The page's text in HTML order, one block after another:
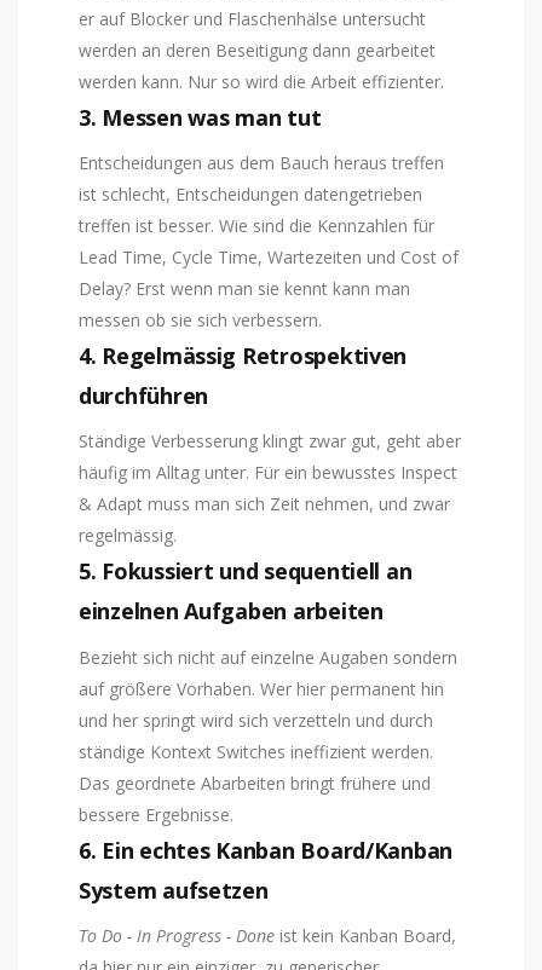
er auf Blocker und Flaschenhälse untersucht
werden an deren Beseitigung dann gearbeitet
werden kann. Nur so wird die Arbeit effizienter.
3. Messen was man tut
Entscheidungen aus dem Bauch heraus treffen
ist schlecht, Entscheidungen datengetrieben
treffen ist besser. Wie sind die Kennzahlen für
Lead Time, Cycle Time, Wartezeiten und Cost of
Delay? Erst wenn man sie kennt kann man
messen ob sie sich verbessern.
4. Regelmässig Retrospektiven
durchführen
Ständige Verbesserung klingt zwar gut, geht aber
häufig im Alltag unter. Für ein bewusstes Inspect
& Adapt muss man sich Zeit nehmen, und zwar
regelmässig.
5. Fokussiert und sequentiell an
einzelnen Aufgaben arbeiten
Bezieht sich nicht auf einzelne Augaben sondern
auf größere Vorhaben. Wer hier permanent hin
und her springt wird sich verzetteln und durch
ständige Kontext Switches ineffizient werden.
Das geordnete Abarbeiten bringt frühere und
bessere Ergebnisse.
6. Ein echtes Kanban Board/Kanban
System aufsetzen
To Do - In Progress - Done ist kein Kanban Board,